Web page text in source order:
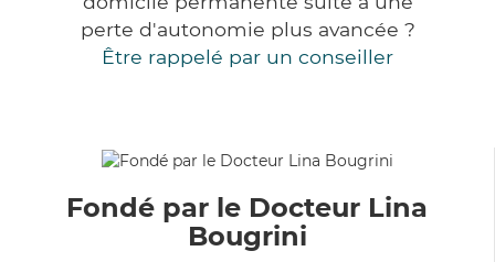
perte d'autonomie plus avancée ?
Être rappelé par un conseiller
Fondé par le Docteur Lina
Bougrini